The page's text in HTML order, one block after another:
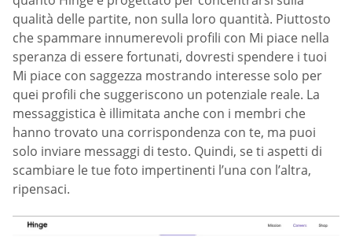
qualità delle partite, non sulla loro quantità. Piuttosto
che spammare innumerevoli profili con Mi piace nella
speranza di essere fortunati, dovresti spendere i tuoi
Mi piace con saggezza mostrando interesse solo per
quei profili che suggeriscono un potenziale reale. La
messaggistica è illimitata anche con i membri che
hanno trovato una corrispondenza con te, ma puoi
solo inviare messaggi di testo. Quindi, se ti aspetti di
scambiare le tue foto impertinenti l’una con l’altra,
ripensaci.